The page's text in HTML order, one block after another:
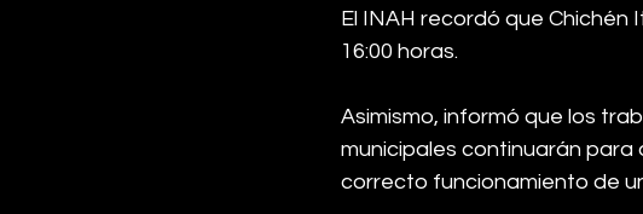
El INAH recordó que
16:00 horas.
Asimismo, informó que los
municipales continuarán para
correcto funcionamiento de